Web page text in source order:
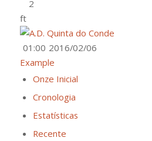
ft
2016/02/06
01:00
Example
Onze Inicial
Cronologia
Estatísticas
Recente